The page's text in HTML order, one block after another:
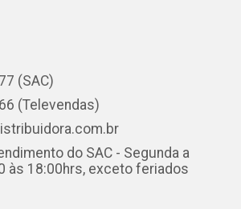
(SAC)
(Televendas)
do SAC - Segunda a
às 18:00hrs, exceto feriados